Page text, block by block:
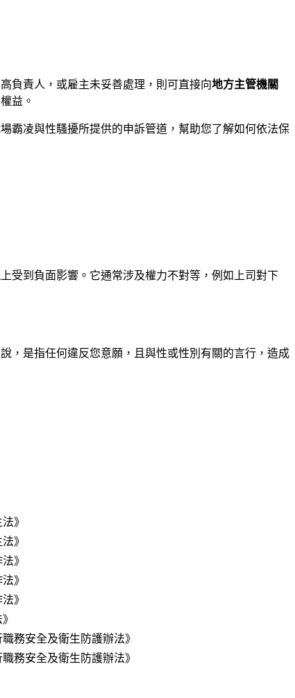
負責人，或雇主未妥善處理，則可直接向地方主管機關
益。
霸凌與性騷擾所提供的申訴管道，幫助您了解如何依法保
受到負面影響。它通常涉及權力不對等，例如上司對下
，是指任何違反您意願，且與性或性別有關的言行，造成
》
》
》
》
》
職務安全及衛生防護辦法》
職務安全及衛生防護辦法》